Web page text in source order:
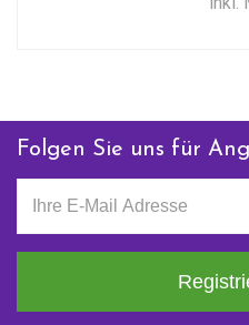
Folgen Sie uns für